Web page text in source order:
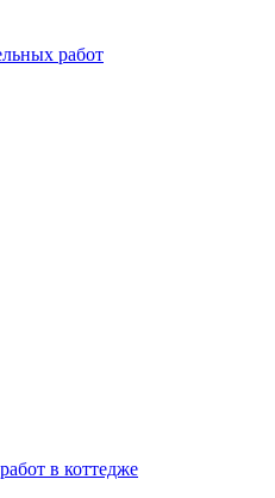
работ
в коттедже